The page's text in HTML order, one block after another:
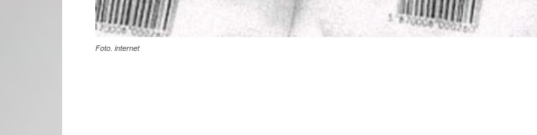
Foto. internet